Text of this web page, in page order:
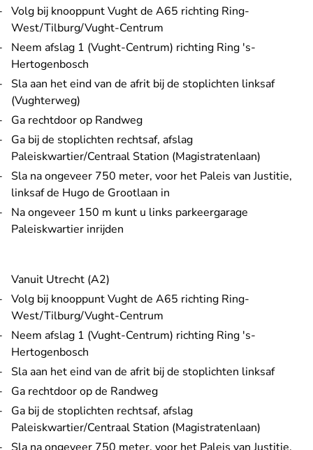
Volg bij knooppunt Vught de A65 richting Ring-
West/Tilburg/Vught-Centrum
Neem afslag 1 (Vught-Centrum) richting Ring 's-
Hertogenbosch
Sla aan het eind van de afrit bij de stoplichten linksaf
(Vughterweg)
Ga rechtdoor op Randweg
Ga bij de stoplichten rechtsaf, afslag
Paleiskwartier/Centraal Station (Magistratenlaan)
Sla na ongeveer 750 meter, voor het Paleis van Justitie,
linksaf de Hugo de Grootlaan in
Na ongeveer 150 m kunt u links parkeergarage
Paleiskwartier inrijden
Vanuit Utrecht (A2)
Volg bij knooppunt Vught de A65 richting Ring-
West/Tilburg/Vught-Centrum
Neem afslag 1 (Vught-Centrum) richting Ring 's-
Hertogenbosch
Sla aan het eind van de afrit bij de stoplichten linksaf
Ga rechtdoor op de Randweg
Ga bij de stoplichten rechtsaf, afslag
Paleiskwartier/Centraal Station (Magistratenlaan)